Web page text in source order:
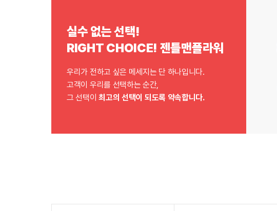
실수 없는 선택!
RIGHT CHOICE! 젠틀맨플라워
우리가 전하고 싶은 메세지는 단 하나입니다.
고객이 우리를 선택하는 순간,
그 선택이최고의 선택이 되도록 약속합니다.